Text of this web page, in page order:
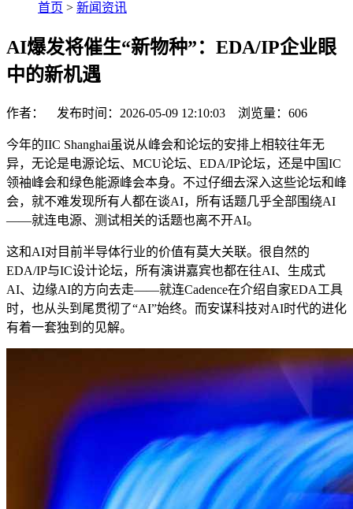
首页 > 新闻资讯
AI爆发将催生“新物种”：EDA/IP企业眼
中的新机遇
作者： 发布时间：2026-05-09 12:10:03 浏览量： 606
今年的IIC Shanghai虽说从峰会和论坛的安排上相较往年无
异，无论是电源论坛、MCU论坛、EDA/IP论坛，还是中国IC
领袖峰会和绿色能源峰会本身。不过仔细去深入这些论坛和峰
会，就不难发现所有人都在谈AI，所有话题几乎全部围绕AI
——就连电源、测试相关的话题也离不开AI。
这和AI对目前半导体行业的价值有莫大关联。很自然的
EDA/IP与IC设计论坛，所有演讲嘉宾也都在往AI、生成式
AI、边缘AI的方向去走——就连Cadence在介绍自家EDA工具
时，也从头到尾贯彻了“AI”始终。而安谋科技对AI时代的进化
有着一套独到的见解。